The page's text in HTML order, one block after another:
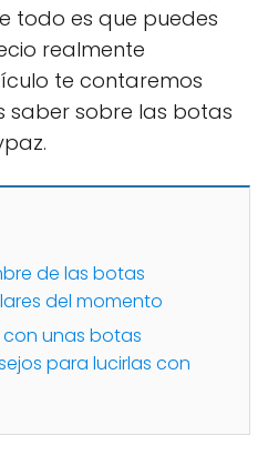
todo es que puedes
realmente
te contaremos
saber sobre las botas
de las botas
del momento
con unas botas
para lucirlas con